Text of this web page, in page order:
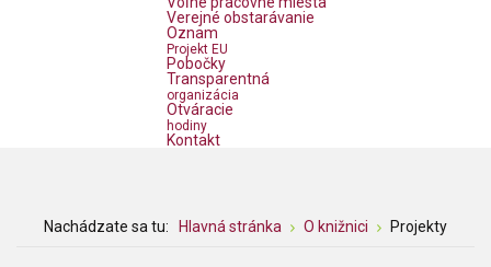
Verejné obstarávanie
Oznam
Projekt EU
Pobočky
Transparentná
organizácia
Otváracie
hodiny
Kontakt
Nachádzate sa tu: Hlavná stránka O knižnici Projekty